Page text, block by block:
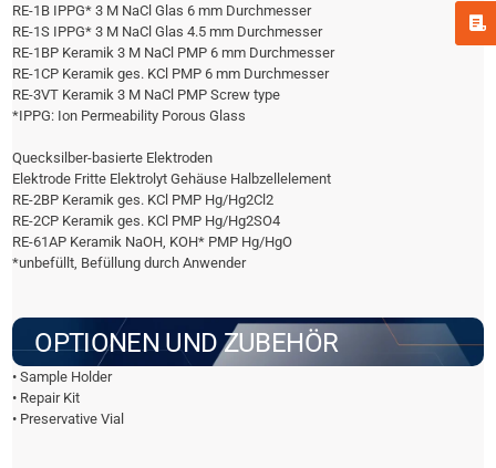
RE-1B IPPG* 3 M NaCl Glas 6 mm Durchmesser
RE-1S IPPG* 3 M NaCl Glas 4.5 mm Durchmesser
RE-1BP Keramik 3 M NaCl PMP 6 mm Durchmesser
RE-1CP Keramik ges. KCl PMP 6 mm Durchmesser
RE-3VT Keramik 3 M NaCl PMP Screw type
*IPPG: Ion Permeability Porous Glass
Quecksilber-basierte Elektroden
Elektrode Fritte Elektrolyt Gehäuse Halbzellelement
RE-2BP Keramik ges. KCl PMP Hg/Hg2Cl2
RE-2CP Keramik ges. KCl PMP Hg/Hg2SO4
RE-61AP Keramik NaOH, KOH* PMP Hg/HgO
*unbefüllt, Befüllung durch Anwender
OPTIONEN UND ZUBEHÖR
• Sample Holder
• Repair Kit
• Preservative Vial